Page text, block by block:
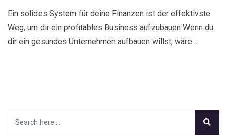
Ein solides System für deine Finanzen ist der effektivste
Weg, um dir ein profitables Business aufzubauen Wenn du
dir ein gesundes Unternehmen aufbauen willst, wäre…